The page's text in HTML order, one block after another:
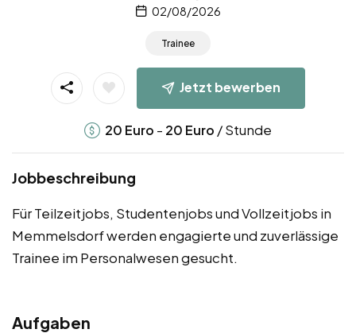
02/08/2026
Trainee
Jetzt bewerben
20 Euro - 20 Euro / Stunde
Jobbeschreibung
Für Teilzeitjobs, Studentenjobs und Vollzeitjobs in
Memmelsdorf werden engagierte und zuverlässige
Trainee im Personalwesen gesucht.
Aufgaben